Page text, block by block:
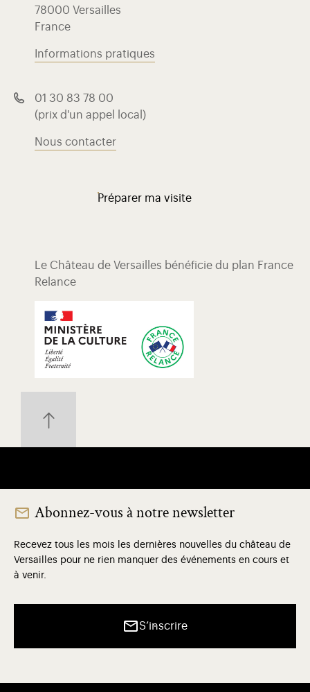
78000 Versailles
France
Informations pratiques
01 30 83 78 00
(prix d'un appel local)
Nous contacter
Préparer ma visite
Le Château de Versailles bénéficie du plan France
Relance
Abonnez-vous à notre newsletter
Recevez tous les mois les dernières nouvelles du château de
Versailles pour ne rien manquer des événements en cours et
à venir.
S’inscrire